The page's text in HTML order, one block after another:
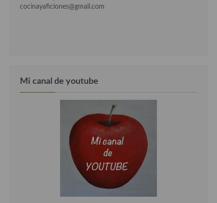
cocinayaficiones@gmail.com
Mi canal de youtube